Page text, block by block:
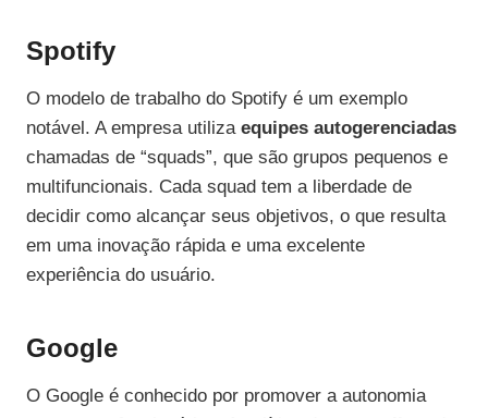
Spotify
O modelo de trabalho do Spotify é um exemplo
notável. A empresa utiliza equipes autogerenciadas
chamadas de “squads”, que são grupos pequenos e
multifuncionais. Cada squad tem a liberdade de
decidir como alcançar seus objetivos, o que resulta
em uma inovação rápida e uma excelente
experiência do usuário.
Google
O Google é conhecido por promover a autonomia